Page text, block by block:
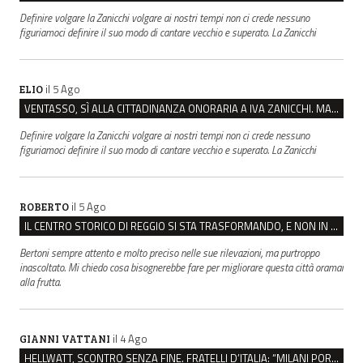
Definire volgare la Zanicchi volgare ai nostri tempi non ci crede nessuno
figuriamoci definire il suo modo di cantare vecchio e superato. La Zanicchi
ELIO il 5 Ago
VENTASSO, SÌ ALLA CITTADINANZA ONORARIA A IVA ZANICCHI. MA BARGIACCHI: “È DI PESSIMO GUSTO”
Definire volgare la Zanicchi volgare ai nostri tempi non ci crede nessuno
figuriamoci definire il suo modo di cantare vecchio e superato. La Zanicchi
ROBERTO il 5 Ago
IL CENTRO STORICO DI REGGIO SI STA TRASFORMANDO, E NON IN MEGLIO
Bertoni sempre attento e molto preciso nelle sue rilevazioni, ma purtroppo
inascoltato. Mi chiedo cosa bisognerebbe fare per migliorare questa città oramai
alla frutta.
GIANNI VATTANI il 4 Ago
HELLWATT, SCONTRO SENZA FINE. FRATELLI D’ITALIA: “MILANI PORTA DOCUMENTI, DE FRANCO INSULTI”